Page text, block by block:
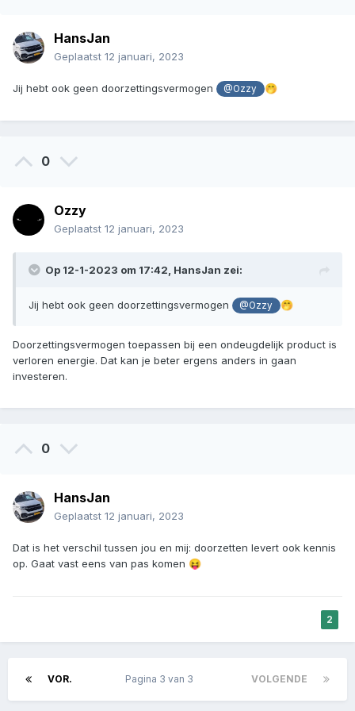
Mercedes, Audi en VW. If you seen one, you've probably
seen them all.
HansJan
Geplaatst 12 januari, 2023
Jij hebt ook geen doorzettingsvermogen @Ozzy 🤭
0
Ozzy
Geplaatst 12 januari, 2023
Op 12-1-2023 om 17:42, HansJan zei:
Jij hebt ook geen doorzettingsvermogen @Ozzy 🤭
Doorzettingsvermogen toepassen bij een ondeugdelijk product is
verloren energie. Dat kan je beter ergens anders in gaan
investeren.
0
HansJan
Geplaatst 12 januari, 2023
Dat is het verschil tussen jou en mij: doorzetten levert ook kennis
op. Gaat vast eens van pas komen 😝
2
VOR. VOLGENDE
Pagina 3 van 3